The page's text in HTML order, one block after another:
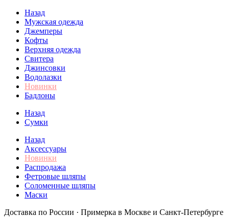
Назад
Мужская одежда
Джемперы
Кофты
Верхняя одежда
Свитера
Джинсовки
Водолазки
Новинки
Бадлоны
Назад
Сумки
Назад
Аксессуары
Новинки
Распродажа
Фетровые шляпы
Соломенные шляпы
Маски
Доставка по России · Примерка в Москве и Санкт-Петербурге